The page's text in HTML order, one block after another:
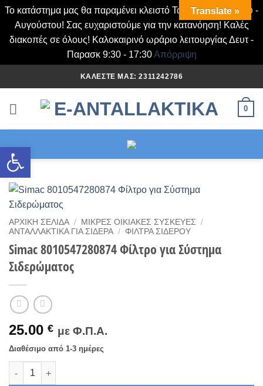
Ανοίξτε τη γραμμή εργαλείων
Το κατάστημα μας θα παραμένει κλειστό Τα Σάββατα Ιουλίου -
Αυγούστου! Σας ευχαριστούμε για την κατανόηση! Καλές
διακοπές σε όλους! Καλοκαιρινό ωράριο λειτουργίας Δευτ -
Παρασκ 9:30 - 17:30Απόρριψη
στο
περιεχόμενο
ΚΑΛΈΣΤΕ ΜΑΣ: 2311242786
0
ΑΡΧΙΚΉ ΣΕΛΊΔΑ / ΜΙΚΡΈΣ ΟΙΚΙΑΚΈΣ ΣΥΣΚΕΥΈΣ
/
ΑΝΤΑΛΛΑΚΤΙΚΆ ΓΙΑ ΣΊΔΕΡΑ / ΦΊΛΤΡΑ ΣΊΔΕΡΟΥ
Simac 8010547280874 Φίλτρο για Σύστημα
Σιδερώματος
25.00 € με Φ.Π.Α.
Διαθέσιμο από 1-3 ημέρες
Simac 8010547280874 Φίλτρο για Σύστημα Σιδερώματος
Translate »